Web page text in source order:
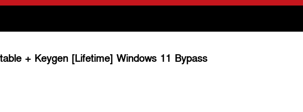
+ Keygen [Lifetime] Windows 11 Bypass